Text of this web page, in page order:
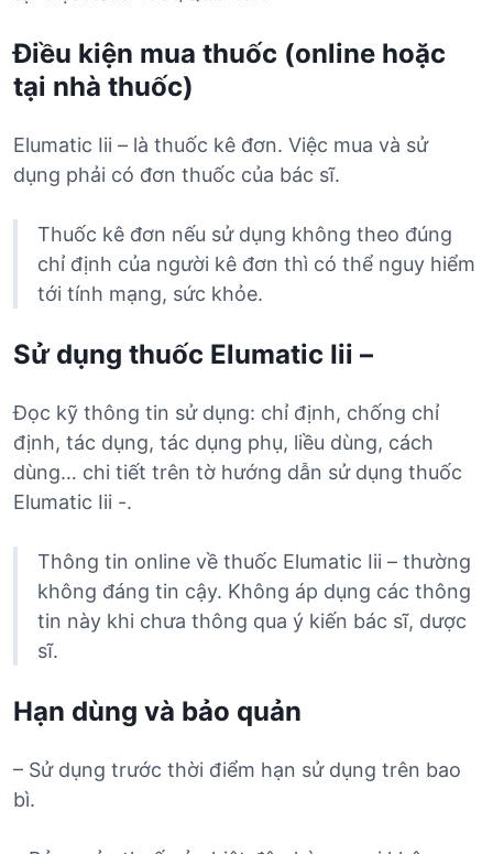
Điều kiện mua thuốc (online hoặc
tại nhà thuốc)
Elumatic Iii – là thuốc kê đơn. Việc mua và sử
dụng phải có đơn thuốc của bác sĩ.
Thuốc kê đơn nếu sử dụng không theo đúng
chỉ định của người kê đơn thì có thể nguy hiểm
tới tính mạng, sức khỏe.
Sử dụng thuốc Elumatic Iii –
Đọc kỹ thông tin sử dụng: chỉ định, chống chỉ
định, tác dụng, tác dụng phụ, liều dùng, cách
dùng… chi tiết trên tờ hướng dẫn sử dụng thuốc
Elumatic Iii -.
Thông tin online về thuốc Elumatic Iii – thường
không đáng tin cậy. Không áp dụng các thông
tin này khi chưa thông qua ý kiến bác sĩ, dược
sĩ.
Hạn dùng và bảo quản
– Sử dụng trước thời điểm hạn sử dụng trên bao
bì.